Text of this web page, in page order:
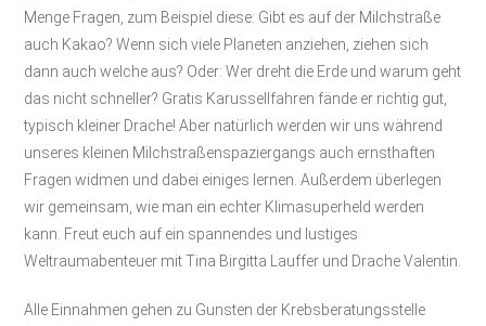
Menge Fragen, zum Beispiel diese: Gibt es auf der Milchstraße
auch Kakao? Wenn sich viele Planeten anziehen, ziehen sich
dann auch welche aus? Oder: Wer dreht die Erde und warum geht
das nicht schneller? Gratis Karussellfahren fände er richtig gut,
typisch kleiner Drache! Aber natürlich werden wir uns während
unseres kleinen Milchstraßenspaziergangs auch ernsthaften
Fragen widmen und dabei einiges lernen. Außerdem überlegen
wir gemeinsam, wie man ein echter Klimasuperheld werden
kann. Freut euch auf ein spannendes und lustiges
Weltraumabenteuer mit Tina Birgitta Lauffer und Drache Valentin.
Alle Einnahmen gehen zu Gunsten der Krebsberatungsstelle